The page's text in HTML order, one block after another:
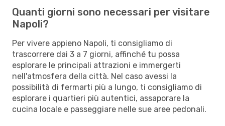
Quanti giorni sono necessari per visitare
Napoli?
Per vivere appieno Napoli, ti consigliamo di
trascorrere dai 3 a 7 giorni, affinché tu possa
esplorare le principali attrazioni e immergerti
nell'atmosfera della città. Nel caso avessi la
possibilità di fermarti più a lungo, ti consigliamo di
esplorare i quartieri più autentici, assaporare la
cucina locale e passeggiare nelle sue aree pedonali.